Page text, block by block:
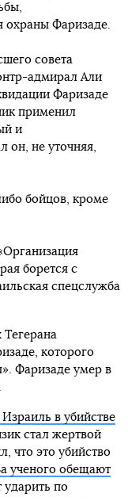
охраны Фаризаде.
совета
адмирал Али
Фаризаде
применил
и
он, не уточняя,
бойцов, кроме
борется с
спецслужба
Тегерана
которого
Фаризаде умер в
в убийстве
стал жертвой
что это убийство
ученого обещают
ударить по